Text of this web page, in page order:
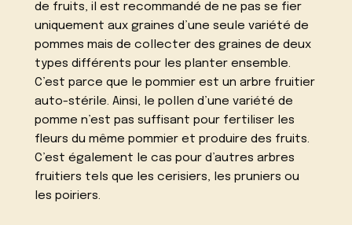
de fruits, il est recommandé de ne pas se fier
uniquement aux graines d’une seule variété de
pommes mais de collecter des graines de deux
types différents pour les planter ensemble.
C’est parce que le pommier est un arbre fruitier
auto-stérile. Ainsi, le pollen d’une variété de
pomme n’est pas suffisant pour fertiliser les
fleurs du même pommier et produire des fruits.
C’est également le cas pour d’autres arbres
fruitiers tels que les cerisiers, les pruniers ou
les poiriers.